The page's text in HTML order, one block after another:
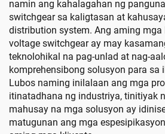
namin ang kahalagahan ng
switchgear sa kaligtasan at
distribution system. Ang aming
voltage switchgear ay may
teknolohikal na pag-unlad at nag-
komprehensibong solusyon para sa
Lubos naming inilalaan ang mga
itinatadhana ng industriya, tinitiyak
mahusay na mga solusyon ay
matugunan ang mga